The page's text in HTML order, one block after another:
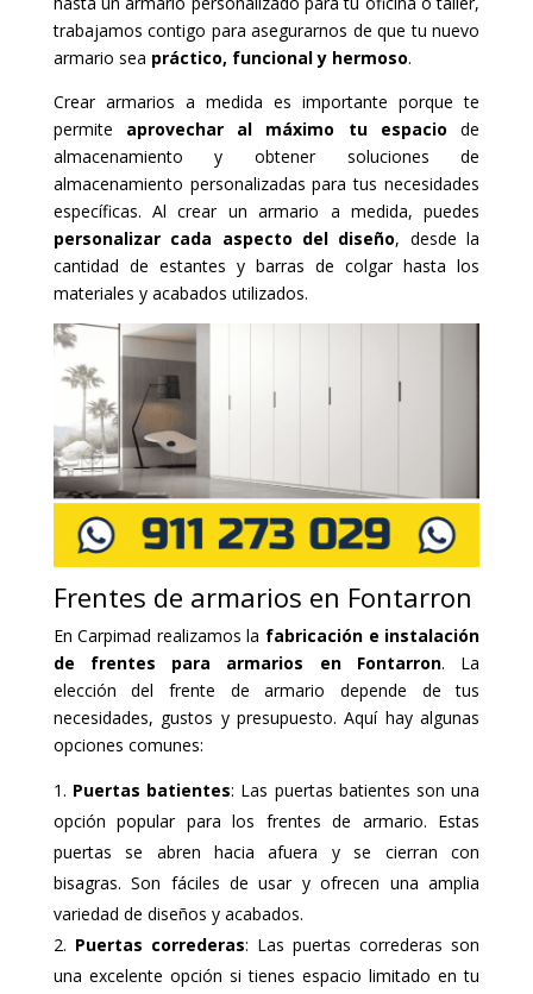
trabajamos contigo para asegurarnos de que tu nuevo
armario sea práctico, funcional y hermoso.
Crear armarios a medida es importante porque te
permite aprovechar al máximo tu espacio de
almacenamiento y obtener soluciones de
almacenamiento personalizadas para tus necesidades
específicas. Al crear un armario a medida, puedes
personalizar cada aspecto del diseño, desde la
cantidad de estantes y barras de colgar hasta los
materiales y acabados utilizados.
Frentes de armarios en Fontarron
En Carpimad realizamos la fabricación e instalación
de frentes para armarios en Fontarron. La
elección del frente de armario depende de tus
necesidades, gustos y presupuesto. Aquí hay algunas
opciones comunes:
Puertas batientes: Las puertas batientes son una
opción popular para los frentes de armario. Estas
puertas se abren hacia afuera y se cierran con
bisagras. Son fáciles de usar y ofrecen una amplia
variedad de diseños y acabados.
Puertas correderas: Las puertas correderas son
una excelente opción si tienes espacio limitado en tu